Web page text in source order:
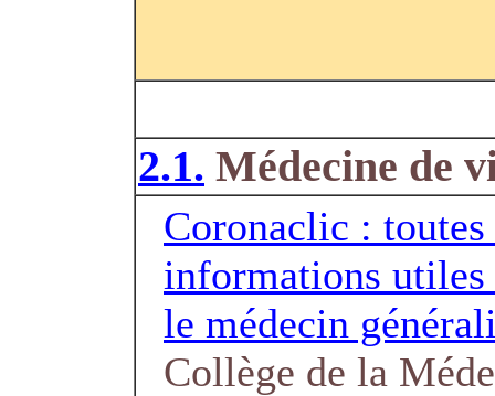
2.1. Médecine de
Coronaclic : toutes
informations utiles
le médecin
Collège de la